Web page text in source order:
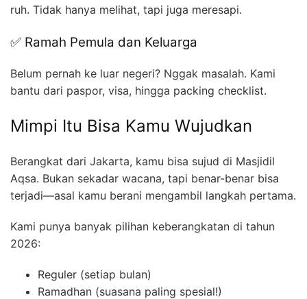
ruh. Tidak hanya melihat, tapi juga meresapi.
✅ Ramah Pemula dan Keluarga
Belum pernah ke luar negeri? Nggak masalah. Kami
bantu dari paspor, visa, hingga packing checklist.
Mimpi Itu Bisa Kamu Wujudkan
Berangkat dari Jakarta, kamu bisa sujud di Masjidil
Aqsa. Bukan sekadar wacana, tapi benar-benar bisa
terjadi—asal kamu berani mengambil langkah pertama.
Kami punya banyak pilihan keberangkatan di tahun
2026:
Reguler (setiap bulan)
Ramadhan (suasana paling spesial!)